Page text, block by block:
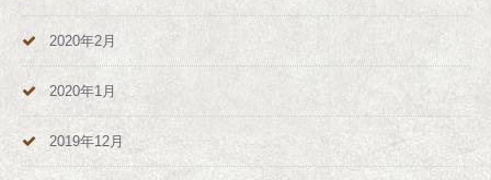
2020年2月
2020年1月
2019年12月